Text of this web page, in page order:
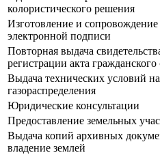
колористического решения
Изготовление и
электронной подписи
Повторная выдача
регистрации акта гражданского
Выдача технических условий
газораспределения
Юридические консультации
Предоставление земельных
Выдача копий архивных
владение землей